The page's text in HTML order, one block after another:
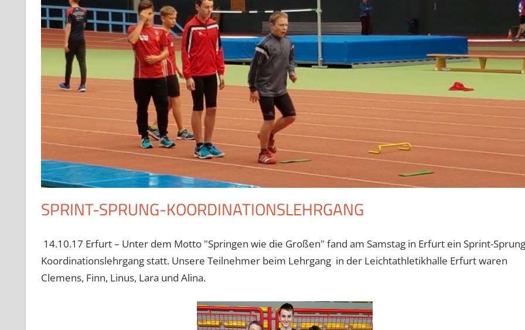
SPRINT-SPRUNG-KOORDINATIONSLEHRGANG
14.10.17 Erfurt – Unter dem Motto "Springen wie die Großen" fand am Samstag in Erfurt ein Sprint-
Koordinationslehrgang statt. Unsere Teilnehmer beim Lehrgang in der Leichtathletikhalle Erfurt waren
Clemens, Finn, Linus, Lara und Alina.